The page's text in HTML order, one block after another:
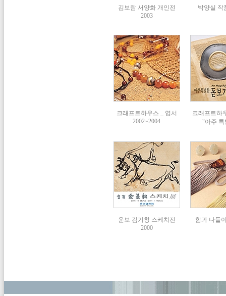
김보람 서양화 개인전
2003
박양실 작
크래프트하우스 _ 엽서
2002~2004
크래프트하
"아주
운보 김기창 스케치전
2000
함과 나들